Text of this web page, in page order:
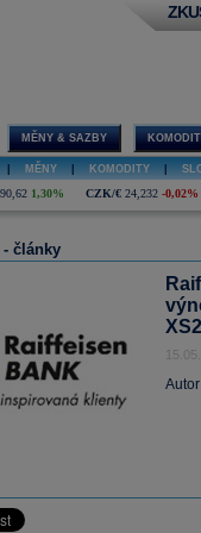
MĚNY & SAZBY
MĚNY KOMODITY
1,30% CZK/€ 24,232 -0,02%
- články